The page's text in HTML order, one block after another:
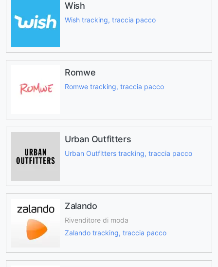
Wish
Wish tracking, traccia pacco
Romwe
Romwe tracking, traccia pacco
Urban Outfitters
Urban Outfitters tracking, traccia pacco
Zalando
Rivenditore di moda
Zalando tracking, traccia pacco